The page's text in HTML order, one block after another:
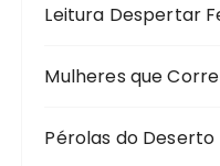
Leitura Despertar
Mulheres que
Pérolas do Deserto